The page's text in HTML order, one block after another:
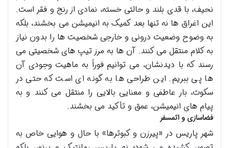
نحیف، با قدی بلند و حالتی خسته، نمادی از رنج و فقر است.
این اغراق ها نه تنها بعد کمیک به انیمیشن می بخشند، بلکه
به وضوح وضعیت درونی و خارجی شخصیت ها را بدون نیاز
به کلام منتقل می کنند. آن ها به مرز تیپ های شخصیتی می
رسند که با دیدنشان، می توانیم فوراً به ماهیت وجودی آن
ها پی ببریم. این طراحی ها به گونه ای است که حتی در
سکوت، بار عاطفی و معنایی بالایی را منتقل می کنند و به
پیام های انیمیشن، عمق و تأکید می بخشند.
فضاسازی و اتمسفر
شهر پاریس در «پیرزن و کبوترها» با حال و هوایی خاص به